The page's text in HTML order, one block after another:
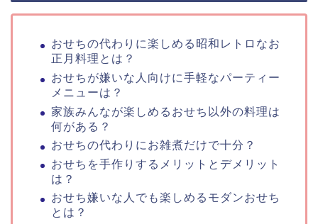
おせちの代わりに楽しめる昭和レトロなお
正月料理とは？
おせちが嫌いな人向けに手軽なパーティー
メニューは？
家族みんなが楽しめるおせち以外の料理は
何がある？
おせちの代わりにお雑煮だけで十分？
おせちを手作りするメリットとデメリット
は？
おせち嫌いな人でも楽しめるモダンおせち
とは？